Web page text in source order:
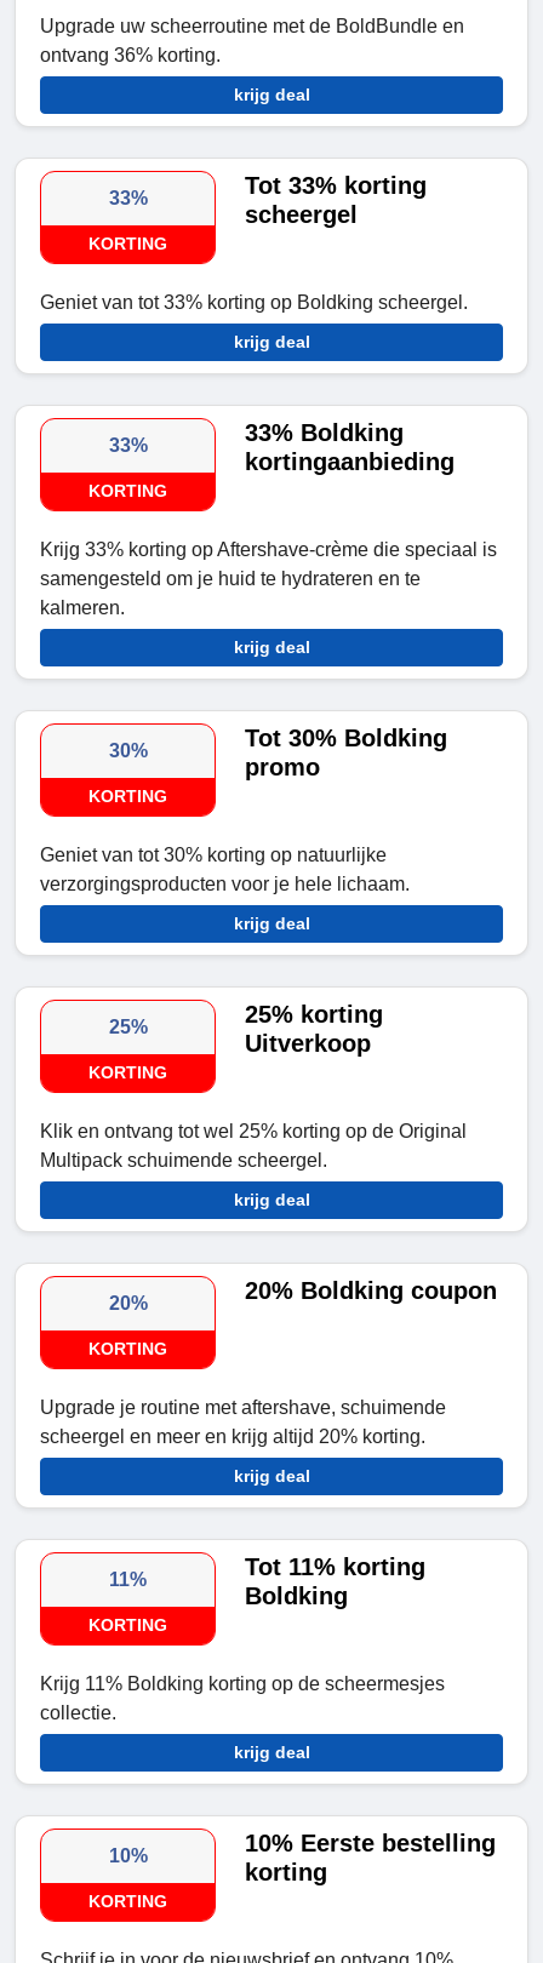
Upgrade uw scheerroutine met de BoldBundle en
ontvang 36% korting.
krijg deal
33%
KORTING
Tot 33% korting
scheergel
Geniet van tot 33% korting op Boldking scheergel.
krijg deal
33%
KORTING
33% Boldking
kortingaanbieding
Krijg 33% korting op Aftershave-crème die speciaal is
samengesteld om je huid te hydrateren en te
kalmeren.
krijg deal
30%
KORTING
Tot 30% Boldking
promo
Geniet van tot 30% korting op natuurlijke
verzorgingsproducten voor je hele lichaam.
krijg deal
25%
KORTING
25% korting
Uitverkoop
Klik en ontvang tot wel 25% korting op de Original
Multipack schuimende scheergel.
krijg deal
20%
KORTING
20% Boldking coupon
Upgrade je routine met aftershave, schuimende
scheergel en meer en krijg altijd 20% korting.
krijg deal
11%
KORTING
Tot 11% korting
Boldking
Krijg 11% Boldking korting op de scheermesjes
collectie.
krijg deal
10%
KORTING
10% Eerste bestelling
korting